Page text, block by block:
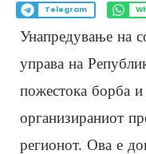
Telegram
Унапредување на
управа на
пожестока борба
организираниот
регионот. Ова е